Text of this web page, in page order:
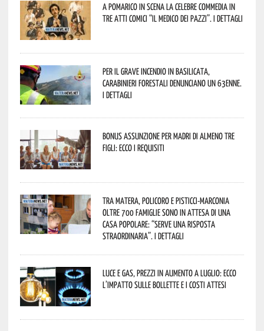
A Pomarico in scena la celebre commedia in
tre atti comici “Il medico dei pazzi”. I dettagli
Per il grave incendio in Basilicata,
Carabinieri forestali denunciano un 63enne.
I dettagli
Bonus assunzione per madri di almeno tre
figli: ecco i requisiti
Tra Matera, Policoro e Pisticci-Marconia
oltre 700 famiglie sono in attesa di una
casa popolare: “serve una risposta
straordinaria”. I dettagli
Luce e gas, prezzi in aumento a luglio: ecco
l’impatto sulle bollette e i costi attesi